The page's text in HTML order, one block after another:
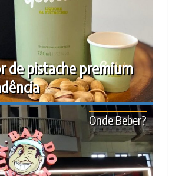
de pistache premium
Onde Beber?